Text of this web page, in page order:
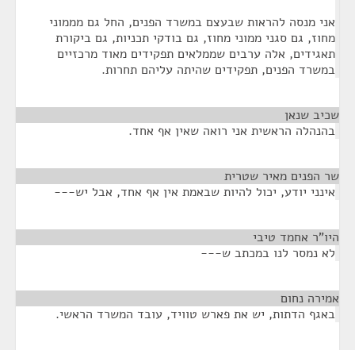
אני מנסה להראות שבעצם במשרד הפנים, החל גם מממוני
מחוז, גם סגני ממוני מחוז, גם בודקי תכניות, גם ביקורת
תאגידים, אלה ערבים שממלאים תפקידים מאוד מרכזיים
במשרד הפנים, תפקידים שהיתה עליהם תחרות.
שכיב שנאן
בהנהלה הראשית אני רואה שאין אף אחד.
שר הפנים מאיר שטרית
אינני יודע, יכול להיות שבאמת אין אף אחד, אבל יש---
היו"ר אחמד טיבי
לא נמסר לנו במכתב ש---
אמירה נחום
באגף הדתות, יש את פארש טוויד, עובד המשרד הראשי.